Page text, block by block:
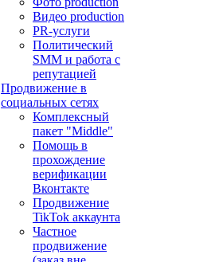
Видео production
PR-услуги
Политический
SMM и работа с
репутацией
Продвижение в
социальных сетях
Комплексный
пакет "Middle"
Помощь в
прохождение
верификации
Вконтакте
Продвижение
TikTok аккаунта
Частное
продвижение